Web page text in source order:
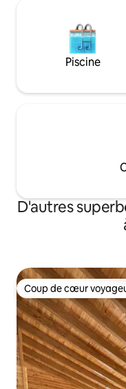
Piscine
D'autres
Coup de cœur
Coup de cœur